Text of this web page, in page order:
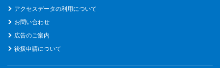
アクセスデータの利用について
お問い合わせ
広告のご案内
後援申請について